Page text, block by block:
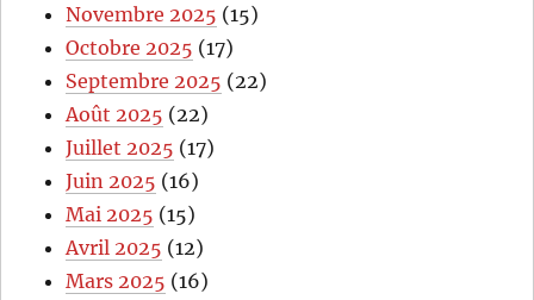
Novembre 2025 (15)
Octobre 2025 (17)
Septembre 2025 (22)
Août 2025 (22)
Juillet 2025 (17)
Juin 2025 (16)
Mai 2025 (15)
Avril 2025 (12)
Mars 2025 (16)